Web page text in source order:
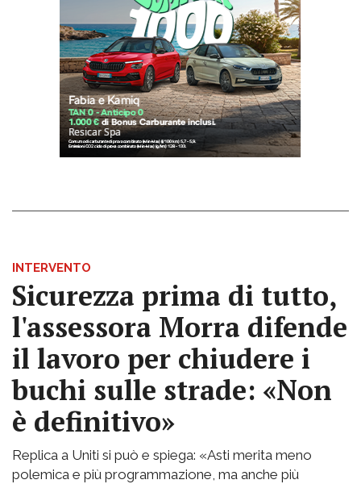
INTERVENTO
Sicurezza prima di tutto,
l'assessora Morra difende
il lavoro per chiudere i
buchi sulle strade: «Non
è definitivo»
Replica a Uniti si può e spiega: «Asti merita meno
polemica e più programmazione, ma anche più